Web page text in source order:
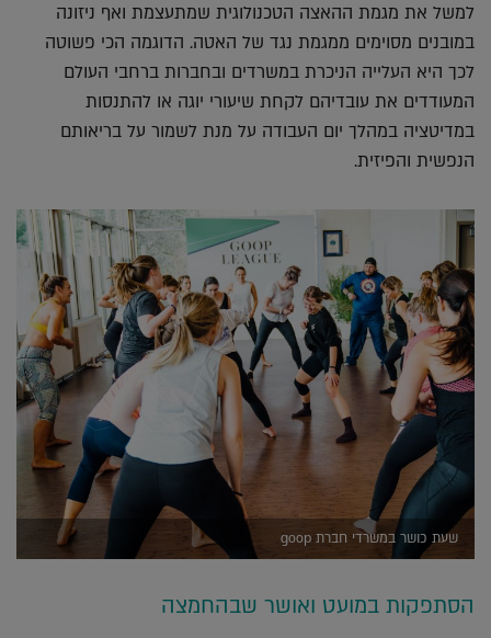
למשל את מגמת ההאצה הטכנולוגית שמתעצמת ואף ניזונה
במובנים מסוימים ממגמת נגד של האטה. הדוגמה הכי פשוטה
לכך היא העלייה הניכרת במשרדים ובחברות ברחבי העולם
המעודדים את עובדיהם לקחת שיעורי יוגה או להתנסות
במדיטציה במהלך יום העבודה על מנת לשמור על בריאותם
הנפשית והפיזית.
שעת כושר במשרדי חברת goop
הסתפקות במועט ואושר שבהחמצה